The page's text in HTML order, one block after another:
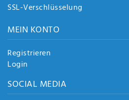
SSL-Verschlüsselung
MEIN KONTO
Registrieren
Login
SOCIAL MEDIA